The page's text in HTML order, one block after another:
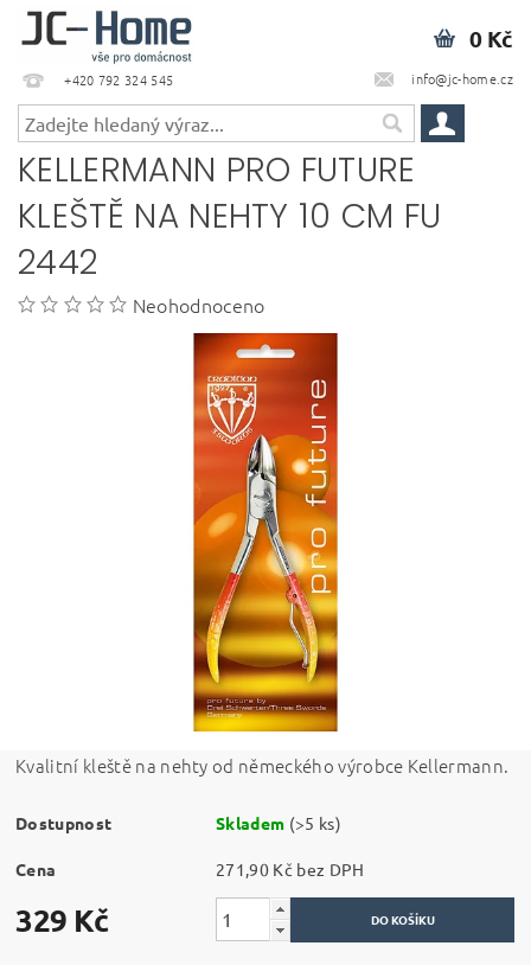
+420 792 324 545 info@jc-home.cz
0 Kč
KELLERMANN PRO FUTURE
KLEŠTĚ NA NEHTY 10 CM FU
2442
Neohodnoceno
Kvalitní kleště na nehty od německého výrobce Kellermann.
Dostupnost Skladem (>5 ks)
Cena 271,90 Kč bez DPH
329 Kč